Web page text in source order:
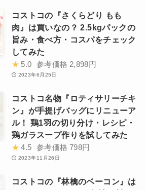
コストコの『さくらどり もも
肉』は買いなの？ 2.5kgパックの
旨み・食べ方・コスパをチェック
してみた
★ 5.0 参考価格 2,898円
2023年6月25日
コストコ名物『ロティサリーチキ
ン』が手提げバッグにリニューア
ル！ 鶏1羽の切り分け・レシピ・
鶏ガラスープ作りを試してみた
★ 4.5 参考価格 798円
2023年11月26日
コストコの『林檎のベーコン』は